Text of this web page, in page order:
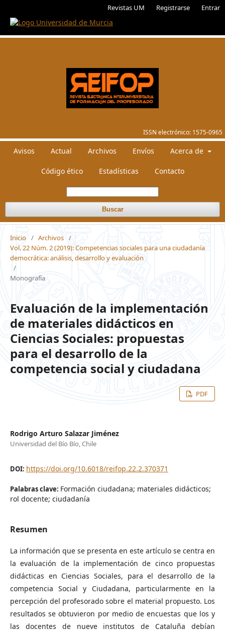
Revistas UM Registrarse Entrar
ISSN electrónico: 1575-0965
Avisos Actual Archivos Envíos Acerca de
Código ético Estadísticas Contacto
Buscar
Inicio / Archivos /
Vol. 22 Núm. 2 (2019): Competencias sociales para una ciudadanía
democrática: análisis, desarrollo y evaluación
/
Monografía
Evaluación de la implementación
de materiales didácticos en
Ciencias Sociales: propuestas
para el desarrollo de la
competencia social y ciudadana
PDF
Rodrigo Arturo Salazar Jiménez
Universidad del Bío Bío, Chile
DOI: https://doi.org/10.6018/reifop.22.2.370371
Palabras clave: Formación ciudadana; materiales didácticos;
rol docente; ciudadanía
Resumen
La información que se presenta en este artículo se centra en
la evaluación de la implementación de cinco propuestas
didácticas en Ciencias Sociales, para el desarrollo de la
competencia Social y Ciudadana, particularmente en la
percepción del profesorado sobre el material propuesto. Los
resultados se obtuvieron por medio de encuestas que los y
las docentes de nueve institutos de Cataluña debían